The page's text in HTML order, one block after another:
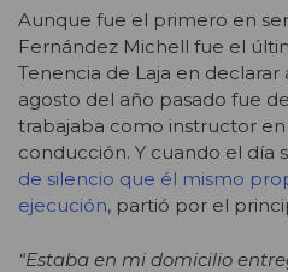
Aunque fue el primero en
Fernández Michell fue el
Tenencia de Laja en declarar
agosto del año pasado fue
trabajaba como instructor
conducción. Y cuando el día
de silencio que él mismo
ejecución, partió por el
“Estaba en mi domicilio